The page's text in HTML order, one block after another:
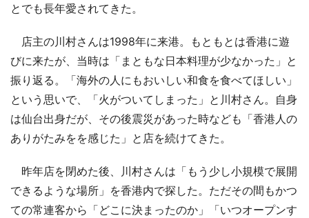
とでも長年愛されてきた。
店主の川村さんは1998年に来港。もともとは香港に遊
びに来たが、当時は「まともな日本料理が少なかった」と
振り返る。「海外の人にもおいしい和食を食べてほしい」
という思いで、「火がついてしまった」と川村さん。自身
は仙台出身だが、その後震災があった時なども「香港人の
ありがたみをを感じた」と店を続けてきた。
昨年店を閉めた後、川村さんは「もう少し小規模で展開
できるような場所」を香港内で探した。ただその間もかつ
ての常連客から「どこに決まったのか」「いつオープンす